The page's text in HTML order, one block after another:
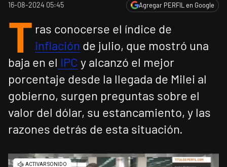
16-08-2024 05:45 Agregar PERFIL en Google
T ras conocerse el índice de
inflación de julio, que mostró una
baja en el IPC y alcanzó el mejor
porcentaje desde la llegada de Milei al
gobierno, surgen preguntas sobre el
valor del dólar, su estancamiento, y las
razones detrás de esta situación.